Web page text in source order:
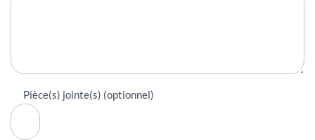
Pièce(s) jointe(s) (optionnel)